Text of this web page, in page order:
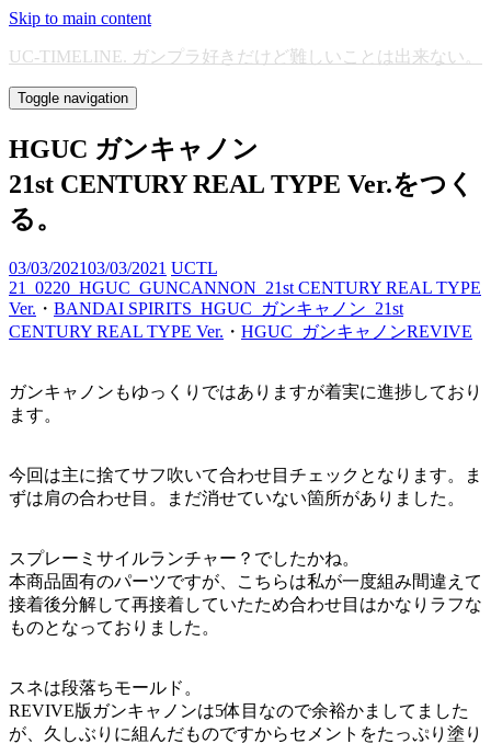
Skip to main content
UC-TIMELINE. ガンプラ好きだけど難しいことは出来ない。
Toggle navigation
HGUC ガンキャノン
21st CENTURY REAL TYPE Ver.をつく
る。
03/03/202103/03/2021 UCTL
21_0220_HGUC_GUNCANNON_21st CENTURY REAL TYPE
Ver. ・ BANDAI SPIRITS_HGUC_ガンキャノン_21st
CENTURY REAL TYPE Ver. ・ HGUC_ガンキャノンREVIVE
ガンキャノンもゆっくりではありますが着実に進捗しており
ます。
今回は主に捨てサフ吹いて合わせ目チェックとなります。ま
ずは肩の合わせ目。まだ消せていない箇所がありました。
スプレーミサイルランチャー？でしたかね。
本商品固有のパーツですが、こちらは私が一度組み間違えて
接着後分解して再接着していたため合わせ目はかなりラフな
ものとなっておりました。
スネは段落ちモールド。
REVIVE版ガンキャノンは5体目なので余裕かましてました
が、久しぶりに組んだものですからセメントをたっぷり塗り